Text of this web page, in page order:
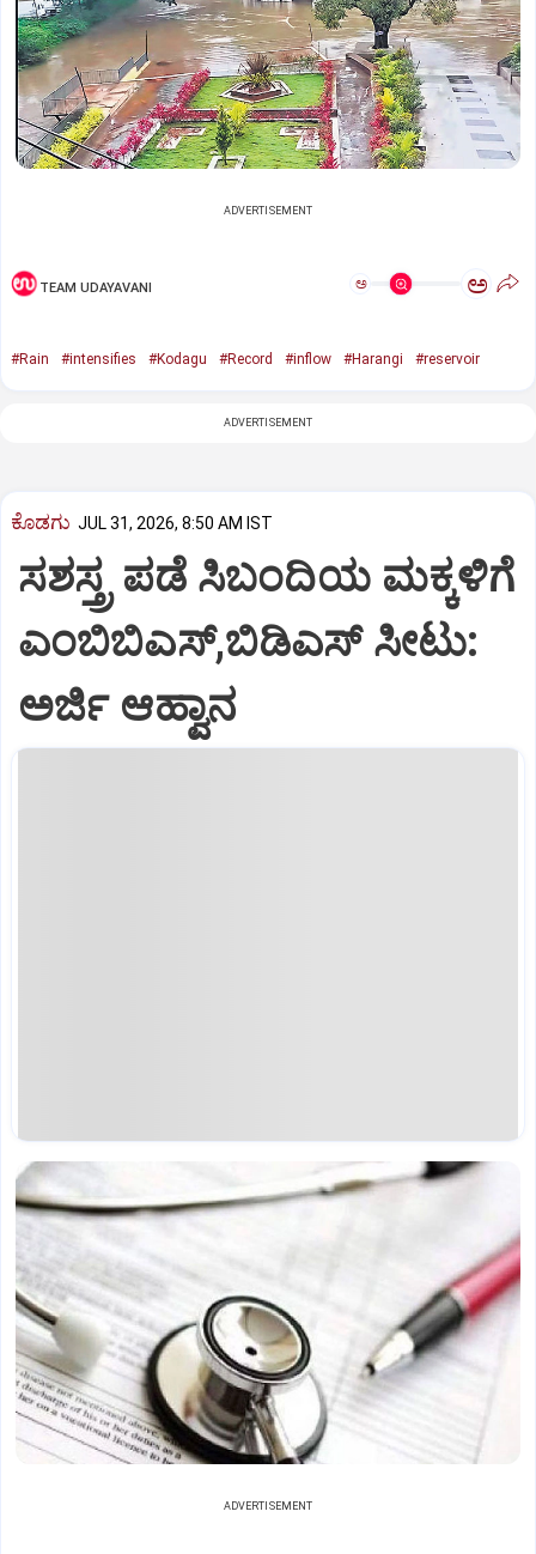
ADVERTISEMENT
TEAM UDAYAVANI ಅ ಅ
#Rain #intensifies #Kodagu #Record #inflow #Harangi #reservoir
ADVERTISEMENT
ಕೊಡಗು JUL 31, 2026, 8:50 AM IST
ಸಶಸ್ತ್ರ ಪಡೆ ಸಿಬಂದಿಯ ಮಕ್ಕಳಿಗೆ
ಎಂಬಿಬಿಎಸ್‌,ಬಿಡಿಎಸ್‌ ಸೀಟು:
ಅರ್ಜಿ ಆಹ್ವಾನ
ADVERTISEMENT